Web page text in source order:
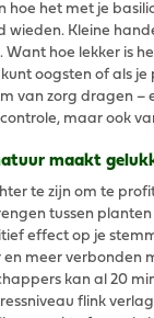
hoe het met je
wieden. Kleine
Want hoe lekker is
oogsten of als je
van zorg dragen –
maar ook
maakt
te zijn om te
tussen
effect op je
en meer verbonden
kan al 20
flink